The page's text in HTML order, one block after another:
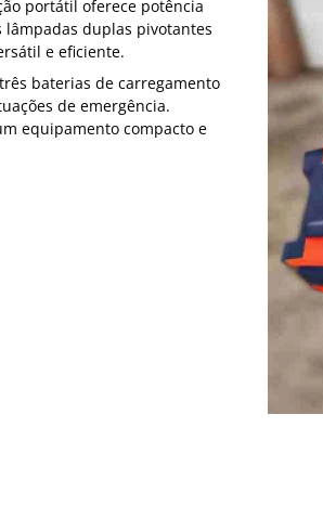
portátil oferece potência
lâmpadas duplas pivotantes
e eficiente.
baterias de carregamento
de emergência.
equipamento compacto e